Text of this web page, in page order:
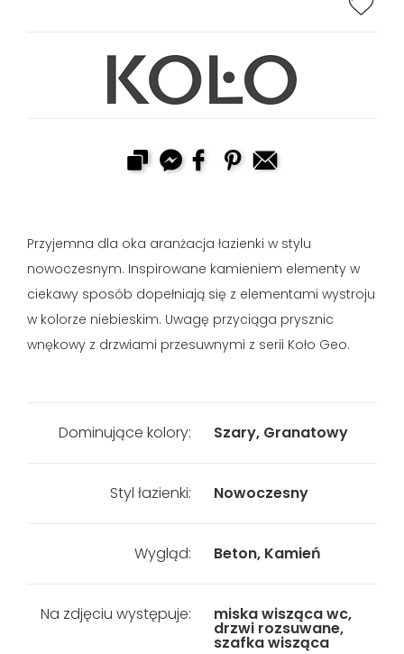
Przyjemna dla oka aranżacja łazienki w stylu
nowoczesnym. Inspirowane kamieniem elementy w
ciekawy sposób dopełniają się z elementami wystroju
w kolorze niebieskim. Uwagę przyciąga prysznic
wnękowy z drzwiami przesuwnymi z serii Koło Geo.
Dominujące kolory: Szary, Granatowy
Styl łazienki: Nowoczesny
Wygląd: Beton, Kamień
Na zdjęciu występuje: miska wisząca wc,
drzwi rozsuwane,
szafka wisząca